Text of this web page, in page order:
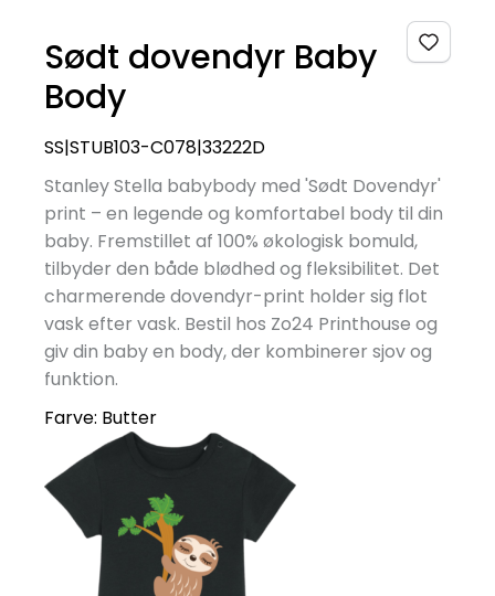
Sødt dovendyr Baby
Body
SS|STUB103-C078|33222D
Stanley Stella babybody med 'Sødt Dovendyr'
print – en legende og komfortabel body til din
baby. Fremstillet af 100% økologisk bomuld,
tilbyder den både blødhed og fleksibilitet. Det
charmerende dovendyr-print holder sig flot
vask efter vask. Bestil hos Zo24 Printhouse og
giv din baby en body, der kombinerer sjov og
funktion.
Farve: Butter